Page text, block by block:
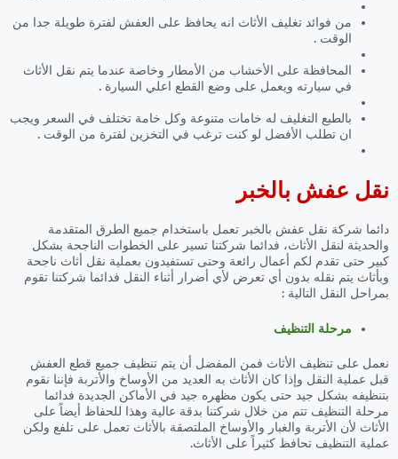
من فوائد تغليف الأثاث انه يحافظ على العفش لفترة طويلة جدا من
الوقت .
المحافظة على الأخشاب من الأمطار وخاصة عندما يتم نقل الأثاث
في سيارته ويعمل على وضع القطع اعلي السيارة .
بالطبع التغليف له خامات متنوعة وكل خامة تختلف في السعر ويجب
ان تطلب الأفضل لو كنت ترغب في التخزين لفترة من الوقت .
نقل عفش بالخبر
دائما شركة نقل عفش بالخبر تعمل باستخدام جميع الطرق المتقدمة
والحديثة لنقل الأثاث، فدائما شركتنا تسير على الخطوات الناجحة بشكل
كبير حتى تقدم لكم أعمال رائعة وحتى تستفيدون بعملية نقل أثاث ناجحة
وبأثاث يتم نقله بدون أي تعرض لأي أضرار أثناء النقل فدائما شركتنا تقوم
بمراحل النقل التالية :
مرحلة التنظيف
نعمل على تنظيف الأثاث فمن المفضل أن يتم تنظيف جميع قطع العفش
قبل عملية النقل وإذا كان الأثاث به العديد من الأوساخ والأتربة فإننا نقوم
بتنظيفه بشكل جيد حتى يكون مظهره جيد في الأماكن الجديدة فدائما
مرحلة التنظيف تتم من خلال شركتنا بدقة عالية وهذا للحفاظ أيضاً على
الأثاث لأن الأتربة والغبار والأوساخ الملتصقة بالأثاث تعمل على تلفع ولكن
عملية التنظيف تحافظ كثيراً على الأثاث.